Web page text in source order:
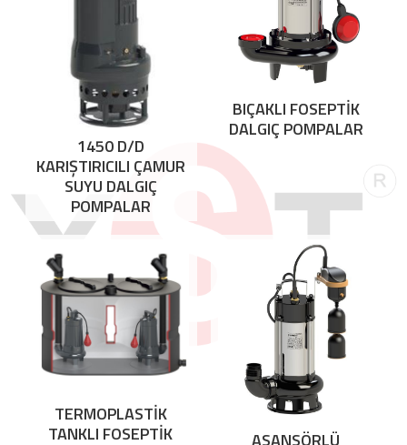
1450 D/D
KARIŞTIRICILI ÇAMUR
SUYU DALGIÇ
POMPALAR
BIÇAKLI FOSEPTİK
DALGIÇ POMPALAR
TERMOPLASTİK
TANKLI FOSEPTİK
ASANSÖRLÜ